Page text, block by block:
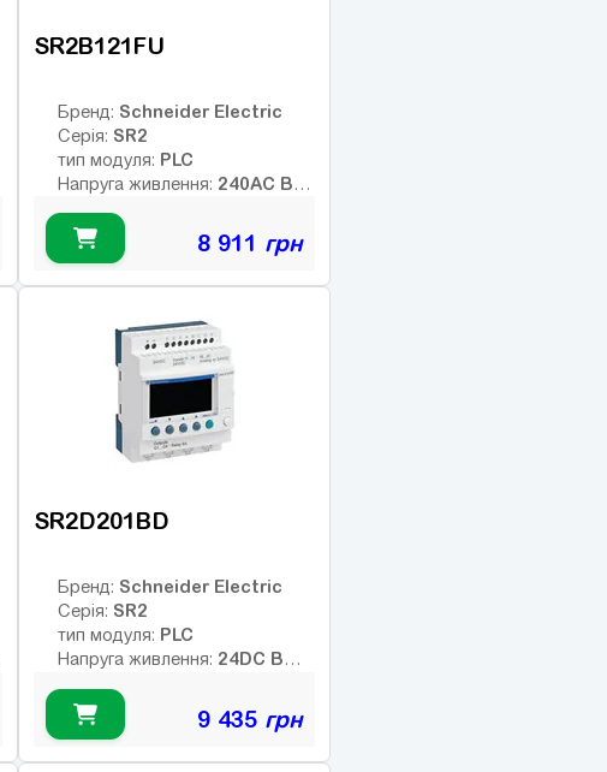
SR2B121FU
Бренд: Schneider Electric
Серія: SR2
тип модуля: PLC
Напруга живлення: 240AC В
релейні
Інтерфейс: Немає
USB порт:
Число дискретних виходів:
Число високочастотних
виходів:
8 911 грн
SR2D201BD
Бренд: Schneider Electric
Серія: SR2
тип модуля: PLC
Напруга живлення: 24DC В
релейні
Інтерфейс: Немає9 435 грн